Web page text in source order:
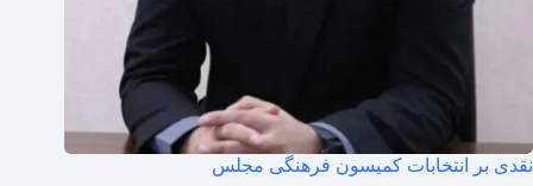
نقدی بر انتخابات کمیسون فرهنگی مجلس